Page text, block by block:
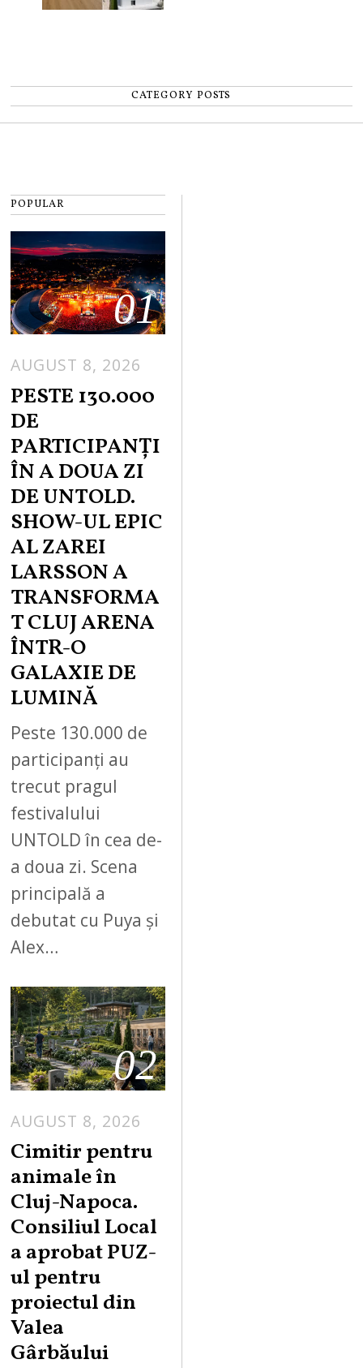
CATEGORY POSTS
POPULAR
01
AUGUST 8, 2026
PESTE 130.000
DE
PARTICIPANȚI
ÎN A DOUA ZI
DE UNTOLD.
SHOW-UL EPIC
AL ZAREI
LARSSON A
TRANSFORMA
T CLUJ ARENA
ÎNTR-O
GALAXIE DE
LUMINĂ
Peste 130.000 de
participanți au
trecut pragul
festivalului
UNTOLD în cea de-
a doua zi. Scena
principală a
debutat cu Puya și
Alex…
02
AUGUST 8, 2026
Cimitir pentru
animale în
Cluj-Napoca.
Consiliul Local
a aprobat PUZ-
ul pentru
proiectul din
Valea
Gârbăului